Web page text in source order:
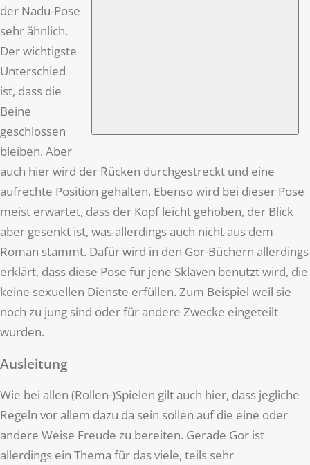
der Nadu-Pose
sehr ähnlich.
Der wichtigste
Unterschied
ist, dass die
Beine
geschlossen
bleiben. Aber
auch hier wird der Rücken durchgestreckt und eine
aufrechte Position gehalten. Ebenso wird bei dieser Pose
meist erwartet, dass der Kopf leicht gehoben, der Blick
aber gesenkt ist, was allerdings auch nicht aus dem
Roman stammt. Dafür wird in den Gor-Büchern allerdings
erklärt, dass diese Pose für jene Sklaven benutzt wird, die
keine sexuellen Dienste erfüllen. Zum Beispiel weil sie
noch zu jung sind oder für andere Zwecke eingeteilt
wurden.
Ausleitung
Wie bei allen (Rollen-)Spielen gilt auch hier, dass jegliche
Regeln vor allem dazu da sein sollen auf die eine oder
andere Weise Freude zu bereiten. Gerade Gor ist
allerdings ein Thema für das viele, teils sehr